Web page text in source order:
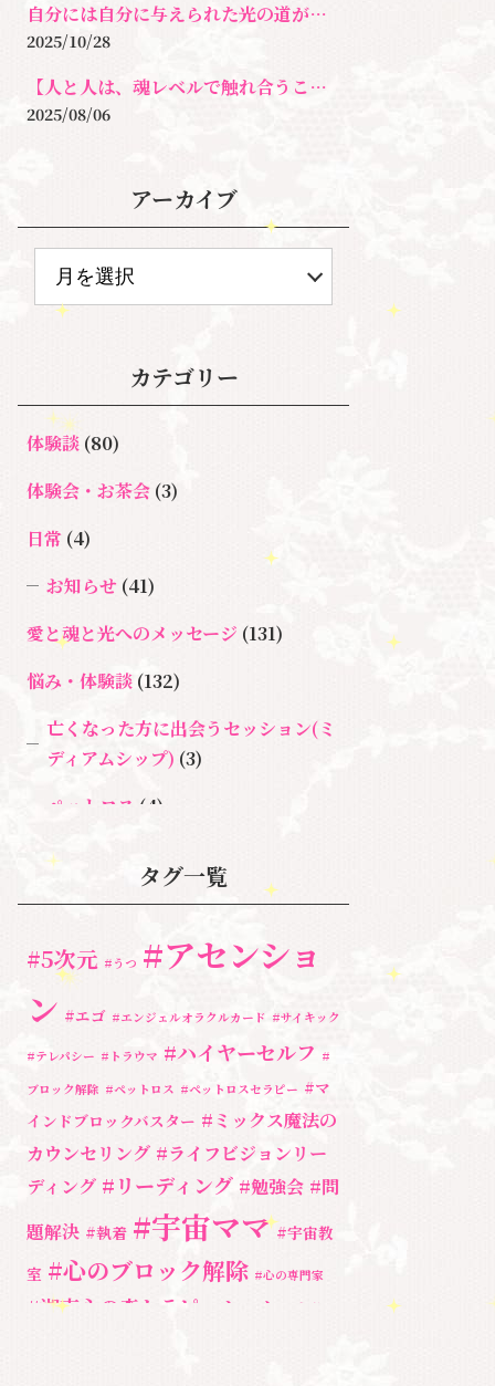
自分には自分に与えられた光の道がある
2025/10/28
【人と人は、魂レベルで触れ合うことがとても大切なんです。】
2025/08/06
アーカイブ
カテゴリー
体験談 (80)
体験会・お茶会 (3)
日常 (4)
お知らせ(41)
愛と魂と光へのメッセージ (131)
悩み・体験談 (132)
亡くなった方に出会うセッション(ミ
ディアムシップ) (3)
ペットロス (4)
個人セッション
養成講座(72)
勉強会・セミナー(54)
セミナー情報
タグ一覧
#5次元 #うつ #アセンショ
ン #エゴ #エンジェルオラクルカード #サイキック
#テレパシー #トラウマ #ハイヤーセルフ #
ブロック解除 #ペットロス #ペットロスセラピー #マ
インドブロックバスター #ミックス魔法の
カウンセリング #ライフビジョンリー
ディング #リーディング #勉強会 #問
題解決 #執着 #宇宙ママ #宇宙教
室 #心のブロック解除 #心の専門家
#湘南心の森セラピールーム
#自分と